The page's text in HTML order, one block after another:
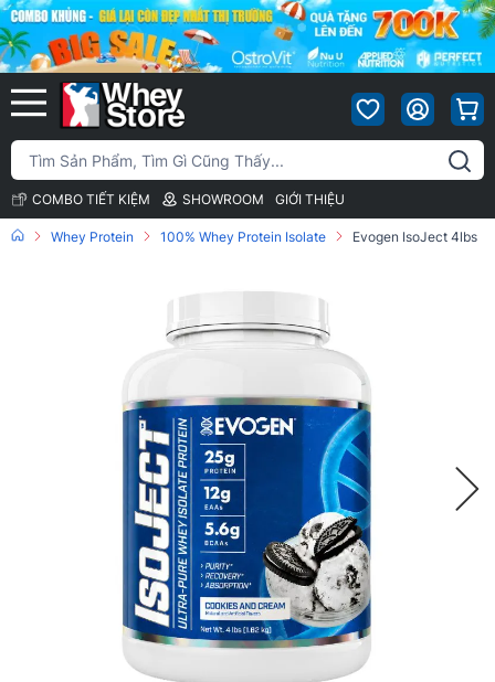
COMBO TIẾT KIỆM SHOWROOM GIỚI THIỆU
Whey Protein 100% Whey Protein Isolate Evogen IsoJect 4lbs